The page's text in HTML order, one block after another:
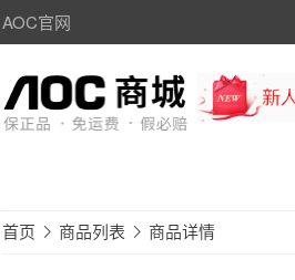
AOC官网
首页 商品列表 商品详情